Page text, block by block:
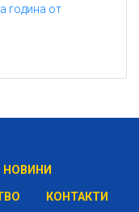
година от
НОВИНИ
КОНТАКТИ